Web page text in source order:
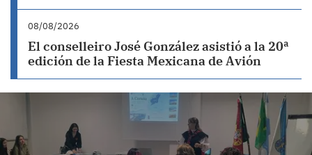
08/08/2026
El conselleiro José González asistió a la 20ª
edición de la Fiesta Mexicana de Avión